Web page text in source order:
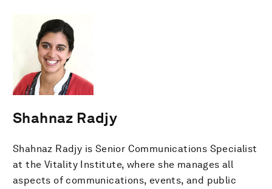
Shahnaz Radjy
Shahnaz Radjy is Senior Communications Specialist
at the Vitality Institute, where she manages all
aspects of communications, events, and public